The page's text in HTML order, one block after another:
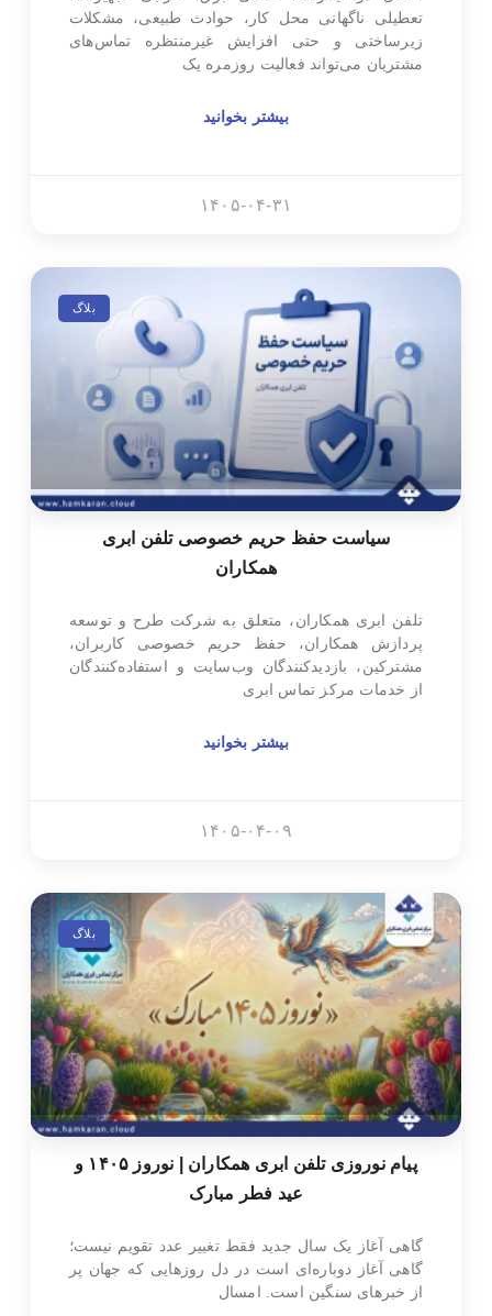
تعطیلی ناگهانی محل کار، حوادث طبیعی، مشکلات
زیرساختی و حتی افزایش غیرمنتظره تماس‌های
مشتریان می‌تواند فعالیت روزمره یک
بیشتر بخوانید
۱۴۰۵-۰۴-۳۱
بلاگ
سیاست حفظ حریم خصوصی تلفن ابری
همکاران
تلفن ابری همکاران، متعلق به شرکت طرح و توسعه
پردازش همکاران، حفظ حریم خصوصی کاربران،
مشترکین، بازدیدکنندگان وب‌سایت و استفاده‌کنندگان
از خدمات مرکز تماس ابری
بیشتر بخوانید
۱۴۰۵-۰۴-۰۹
بلاگ
پیام نوروزی تلفن ابری همکاران | نوروز ۱۴۰۵ و
عید فطر مبارک
گاهی آغاز یک سال جدید فقط تغییر عدد تقویم نیست؛
گاهی آغاز دوباره‌ای است در دل روزهایی که جهان پر
از خبرهای سنگین است. امسال